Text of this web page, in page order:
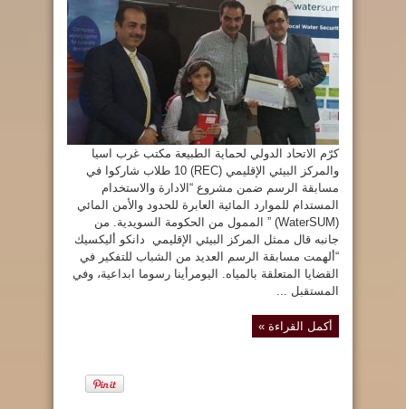
طلبة
“الرسم”
بمشاريع
متعلقة
بالمياه
مغلقة
كرّم الاتحاد الدولي لحماية الطبيعة مكتب غرب اسيا
والمركز البيئي الإقليمي (REC) 10 طلاب شاركوا في
مسابقة الرسم ضمن مشروع “الادارة والاستخدام
المستدام للموارد المائية العابرة للحدود والأمن المائي
(WaterSUM) ” الممول من الحكومة السويدية. من
جانبه قال ممثل المركز البيئي الإقليمي دانكو أليكسيك
“ألهمت مسابقة الرسم العديد من الشباب للتفكير في
القضايا المتعلقة بالمياه. اليومرأينا رسوما ابداعية، وفي
المستقبل ...
أكمل القراءة »